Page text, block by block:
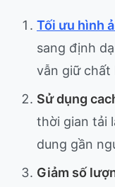
Tối ưu hình
sang định
vẫn giữ chất
Sử dụng
thời gian tải
dung gần
Giảm số